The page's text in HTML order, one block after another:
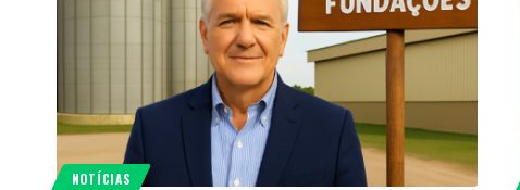
NOTÍCIAS